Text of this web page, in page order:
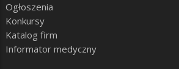
Ogłoszenia
Konkursy
Katalog firm
Informator medyczny